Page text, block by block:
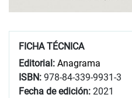
FICHA TÉCNICA
Editorial: Anagrama
ISBN: 978-84-339-9931-3
Fecha de edición: 2021